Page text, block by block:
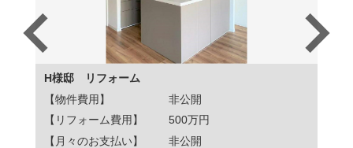
H様邸 リフォーム
【物件費用】
非公開
【リフォーム費用】
500万円
【月々のお支払い】
非公開